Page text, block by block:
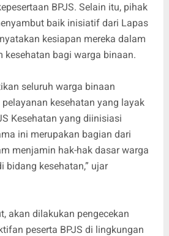
BPJS. Selain itu, pihak
baik inisiatif dari Lapas
kesiapan mereka dalam
kesehatan bagi warga binaan.
seluruh warga binaan
kesehatan yang layak
Kesehatan yang diinisiasi
ini merupakan bagian dari
menjamin hak-hak dasar warga
bidang kesehatan,” ujar
akan dilakukan pengecekan
peserta BPJS di lingkungan